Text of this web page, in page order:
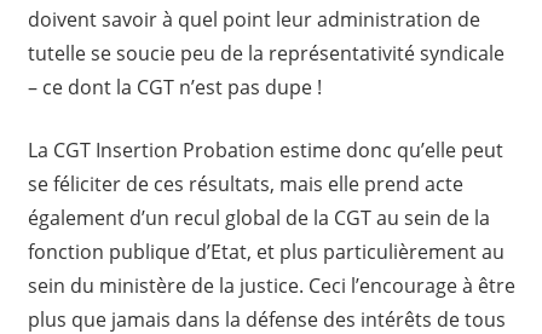
doivent savoir à quel point leur administration de
tutelle se soucie peu de la représentativité syndicale
– ce dont la CGT n’est pas dupe !
La CGT Insertion Probation estime donc qu’elle peut
se féliciter de ces résultats, mais elle prend acte
également d’un recul global de la CGT au sein de la
fonction publique d’Etat, et plus particulièrement au
sein du ministère de la justice. Ceci l’encourage à être
plus que jamais dans la défense des intérêts de tous